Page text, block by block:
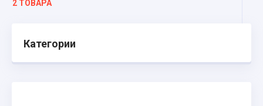
2 ТОВАРА
Категории